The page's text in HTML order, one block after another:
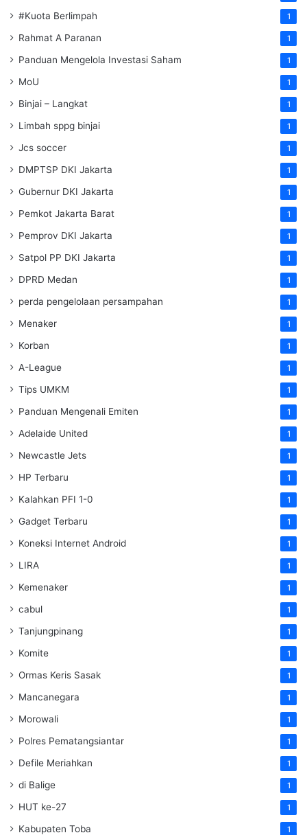
#Kuota Berlimpah 1
Rahmat A Paranan 1
Panduan Mengelola Investasi Saham 1
MoU 1
Binjai – Langkat 1
Limbah sppg binjai 1
Jcs soccer 1
DMPTSP DKI Jakarta 1
Gubernur DKI Jakarta 1
Pemkot Jakarta Barat 1
Pemprov DKI Jakarta 1
Satpol PP DKI Jakarta 1
DPRD Medan 1
perda pengelolaan persampahan 1
Menaker 1
Korban 1
A-League 1
Tips UMKM 1
Panduan Mengenali Emiten 1
Adelaide United 1
Newcastle Jets 1
HP Terbaru 1
Kalahkan PFI 1-0 1
Gadget Terbaru 1
Koneksi Internet Android 1
LIRA 1
Kemenaker 1
cabul 1
Tanjungpinang 1
Komite 1
Ormas Keris Sasak 1
Mancanegara 1
Morowali 1
Polres Pematangsiantar 1
Defile Meriahkan 1
di Balige 1
HUT ke-27 1
Kabupaten Toba 1